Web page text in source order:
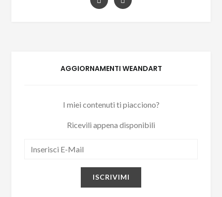
AGGIORNAMENTI WEANDART
I miei contenuti ti piacciono?
Ricevili appena disponibili